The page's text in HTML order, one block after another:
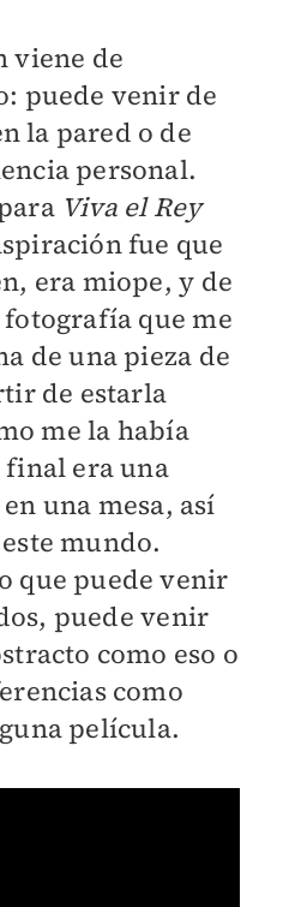
viene de
puede venir de
la pared o de
personal.
Viva el Rey
fue que
era miope, y de
que me
de una pieza de
de estarla
me la había
era una
una mesa, así
mundo.
que puede venir
puede venir
como eso o
como
película.